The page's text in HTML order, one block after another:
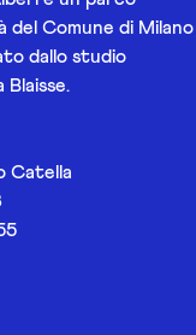
del Comune di Milano
dallo studio
Blaisse.
Catella